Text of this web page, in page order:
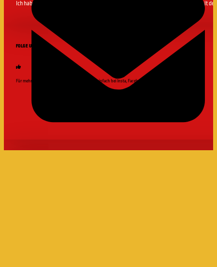
Ich habe die gelesen und bin damit einverstanden sowie mit
FOLGE UNS
Für mehr updates und News, folge uns doch einfach bei Insta, Facebook und youtube!